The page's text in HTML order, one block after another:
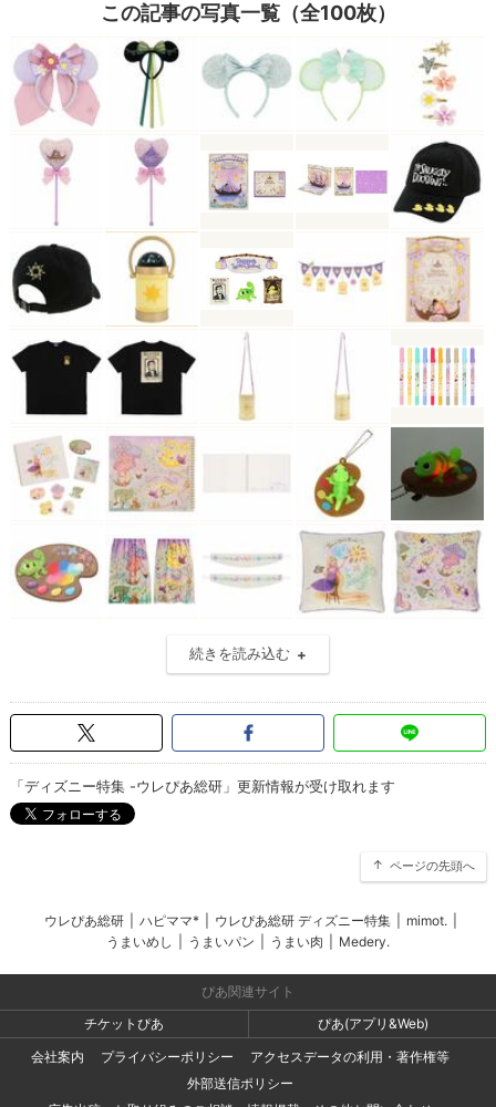
この記事の写真一覧（全100枚）
続きを読み込む
「ディズニー特集 -ウレぴあ総研」更新情報が受け取れます
ページの先頭へ
ウレぴあ総研 ハピママ* ウレぴあ総研 ディズニー特集 mimot.
うまいめし
うまいパン うまい肉 Medery.
ぴあ関連サイト
チケットぴあ
ぴあ(アプリ&Web)
会社案内
プライバシーポリシー
アクセスデータの利用・著作権等
外部送信ポリシー